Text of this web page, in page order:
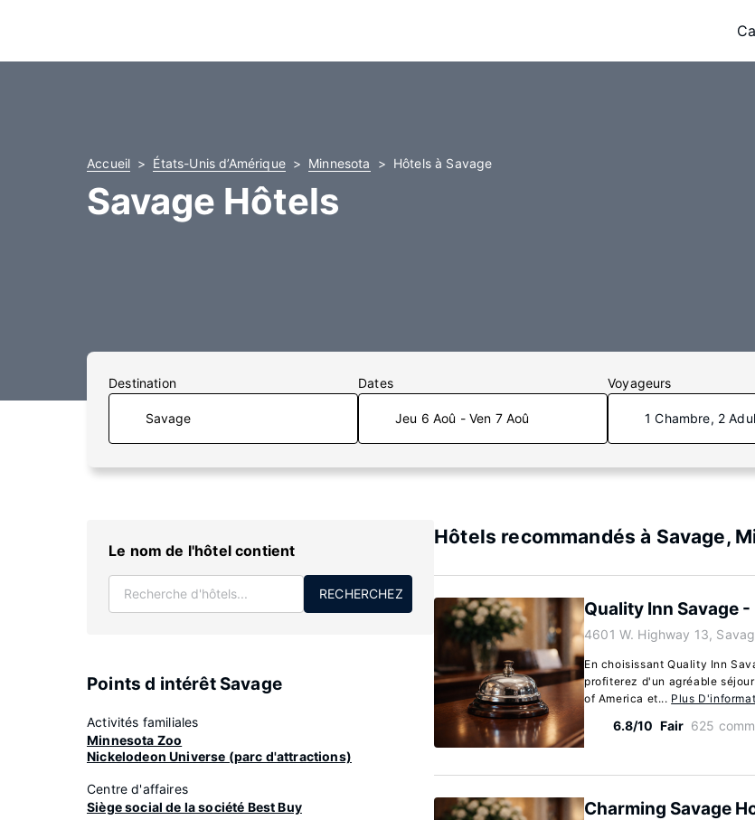
Accueil États-Unis d’Amérique Minnesota Hôtels à Savage
Savage Hôtels
Destination Dates
Jeu 6 Aoû - Ven 7 Aoû
Voyageurs
1 Chambre, 2
Le nom de l'hôtel contient
RECHERCHEZ
Points d intérêt Savage
Activités familiales
Minnesota Zoo
Nickelodeon Universe (parc d'attractions)
Centre d'affaires
Siège social de la société Best Buy
Hôtels recommandés à Savage,
Quality Inn Savage
4601 W. Highway 13,
En choisissant Quality Inn
profiterez d'un agréable
of America et... Plus
6.8/10 Fair 625
Charming Savage